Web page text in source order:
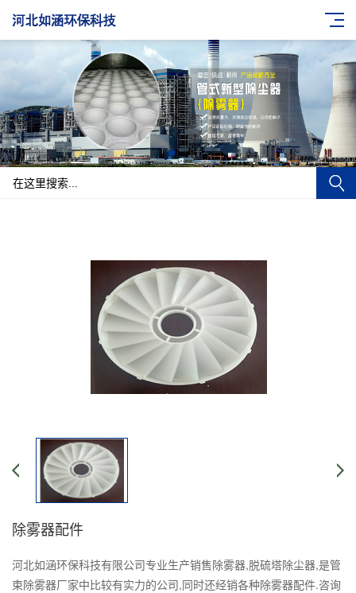
除雾器配件
河北如涵环保科技有限公司专业生产销售除雾器,脱硫塔除尘器,是管
束除雾器厂家中比较有实力的公司,同时还经销各种除雾器配件.咨询